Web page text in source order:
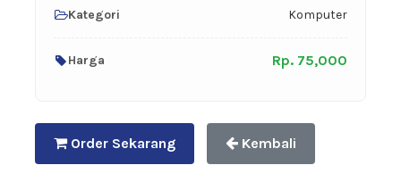
Kategori Komputer
Harga Rp. 75,000
Order Sekarang Kembali